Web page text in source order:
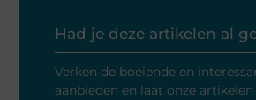
Had je deze artikelen al
Verken de boeiende en
aanbieden en laat onze